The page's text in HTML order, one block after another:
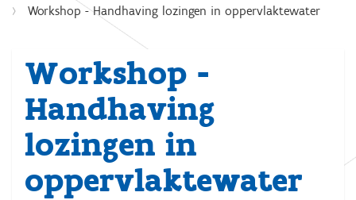
Workshop - Handhaving lozingen in oppervlaktewater
Workshop -
Handhaving
lozingen in
oppervlaktewater